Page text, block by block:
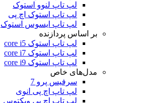
لپ تاپ لنوو استوک
لپ تاپ استوک اچ پی
لپ تاپ ایسوس استوک
بر اساس پردازنده
لپ تاپ استوک core i5
لپ تاپ استوک core i7
لپ تاپ استوک core i9
مدل‌های خاص
سرفیس پرو 7
لپ تاپ اچ پی انوی
لپ تاپ اچ پی ویکتوس